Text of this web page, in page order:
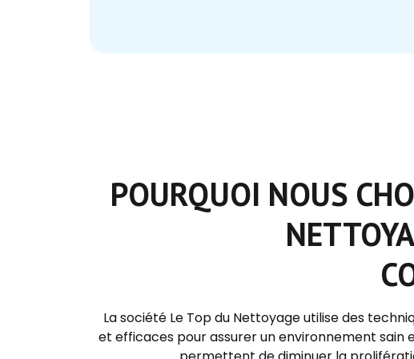
POURQUOI NOUS
La société Le Top du Nettoyage utilise des
et efficaces pour assurer un environnement sain